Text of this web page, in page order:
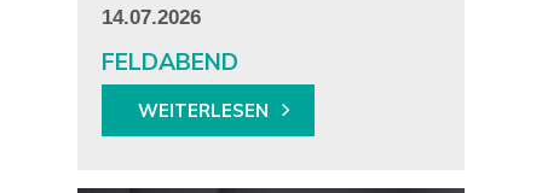
14.07.2026
FELDABEND
WEITERLESEN